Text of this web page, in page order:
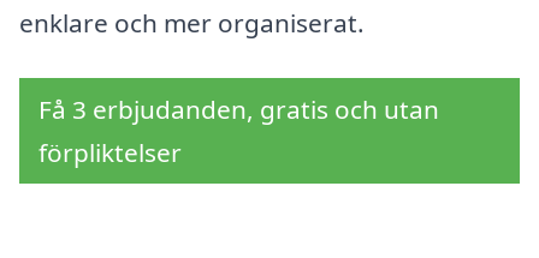
enklare och mer organiserat.
Få 3 erbjudanden, gratis och utan
förpliktelser